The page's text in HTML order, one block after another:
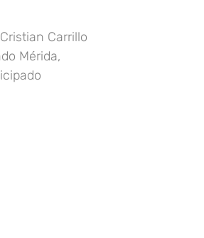
Carrillo
Mérida,